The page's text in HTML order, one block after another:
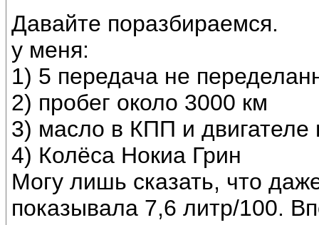
Давайте поразбираемся.
у меня:
1) 5 передача не
2) пробег около 3000 км
3) масло в КПП и двигателе
4) Колёса Нокиа Грин
Могу лишь сказать, что
показывала 7,6 литр/100.